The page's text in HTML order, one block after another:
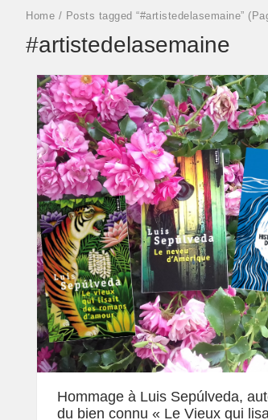
Home / Posts tagged “#artistedelasemaine”
#artistedelasemaine
Hommage à Luis Sepúlveda,
du bien connu « Le Vieux qui